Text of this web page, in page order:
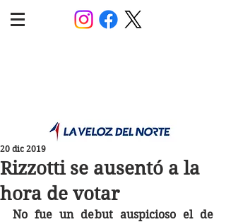
Rizzotti se ausentó a la
hora de votar
20 dic 2019
No fue un debut auspicioso el de